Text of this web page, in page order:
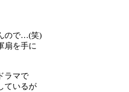
ので…(笑)
扇を手に
ラマで
ているが